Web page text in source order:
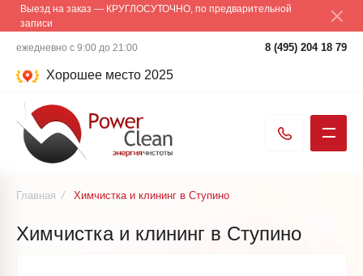
Выезд на заказ — КРУГЛОСУТОЧНО, по предварительной
записи
ежедневно с 9:00 до 21:00 8 (495) 204 18 79
Хорошее место 2025
Главная / Химчистка и клининг в Ступино
Химчистка и клининг в Ступино